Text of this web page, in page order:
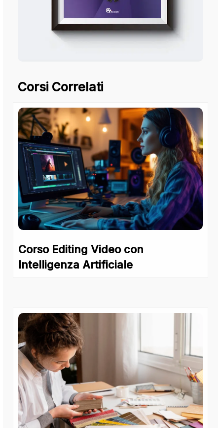
Corsi Correlati
Corso Editing Video con
Intelligenza Artificiale